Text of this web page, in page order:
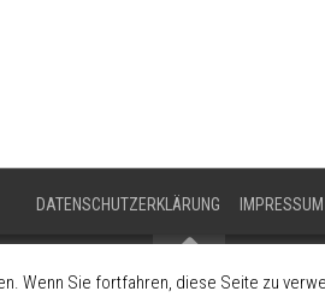
DATENSCHUTZERKLÄRUNG IMPRESSUM
Fahrzeugkultur und
Wenn Sie fortfahren, diese Seite zu